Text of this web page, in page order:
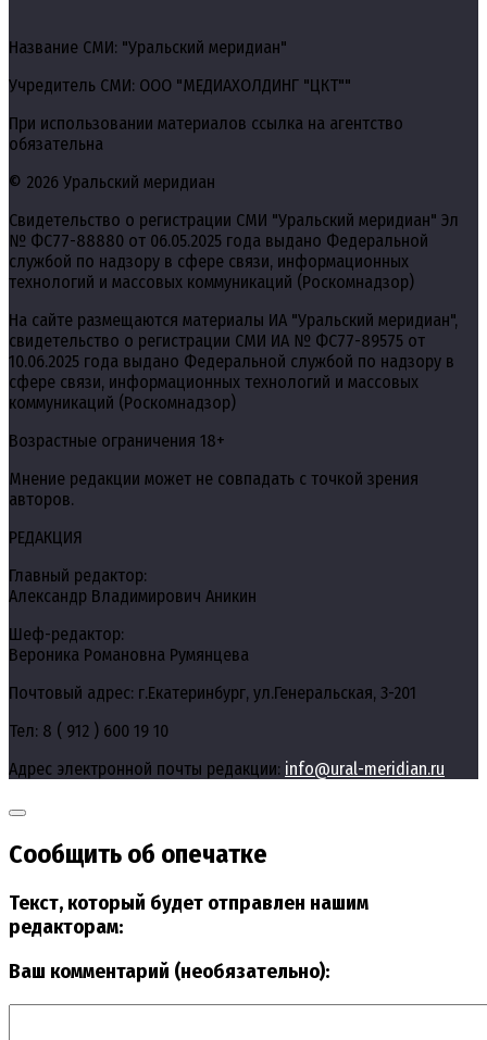
Название СМИ: "Уральский меридиан"
Учредитель СМИ: ООО "МЕДИАХОЛДИНГ "ЦКТ""
При использовании материалов ссылка на агентство
обязательна
© 2026 Уральский меридиан
Свидетельство о регистрации СМИ "Уральский меридиан" Эл
№ ФС77-88880 от 06.05.2025 года выдано Федеральной
службой по надзору в сфере связи, информационных
технологий и массовых коммуникаций (Роскомнадзор)
На сайте размещаются материалы ИА "Уральский меридиан",
свидетельство о регистрации СМИ ИА № ФС77-89575 от
10.06.2025 года выдано Федеральной службой по надзору в
сфере связи, информационных технологий и массовых
коммуникаций (Роскомнадзор)
Возрастные ограничения 18+
Мнение редакции может не совпадать с точкой зрения
авторов.
РЕДАКЦИЯ
Главный редактор:
Александр Владимирович Аникин
Шеф-редактор:
Вероника Романовна Румянцева
Почтовый адрес: г.Екатеринбург, ул.Генеральская, 3-201
Тел: 8 ( 912 ) 600 19 10
Адрес электронной почты редакции: info@ural-meridian.ru
Сообщить об опечатке
Текст, который будет отправлен нашим
редакторам:
Ваш комментарий (необязательно):